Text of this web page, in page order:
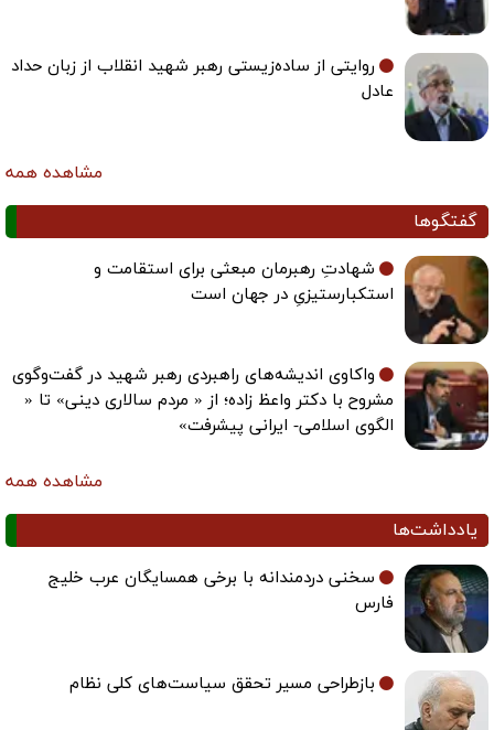
روایتی از ساده‌زیستی رهبر شهید انقلاب از زبان حداد
عادل
مشاهده همه
گفتگوها
شهادتِ رهبرمان مبعثی برای استقامت و
استکبارستیزیِ در جهان است
واکاوی اندیشه‌های راهبردی رهبر شهید در گفت‌وگوی
مشروح با دکتر واعظ زاده؛ از « مردم سالاری دینی» تا «
الگوی اسلامی- ایرانی پیشرفت»
مشاهده همه
یادداشت‌ها
سخنی دردمندانه با برخی همسایگان عرب خلیج
فارس
بازطراحی مسیر تحقق سیاست‌های کلی نظام